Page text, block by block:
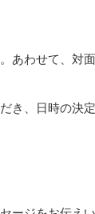
あわせて、対
き、日時の決